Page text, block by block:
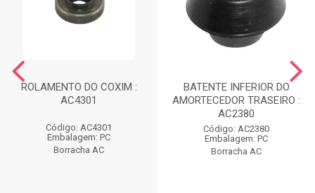
ROLAMENTO DO COXIM :
AC4301
Código: AC4301
Embalagem: PC
Borracha AC
BATENTE INFERIOR DO
AMORTECEDOR TRASEIRO :
AC2380
Código: AC2380
Embalagem: PC
Borracha AC